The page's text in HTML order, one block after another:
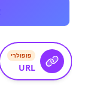
פופולרי
URL